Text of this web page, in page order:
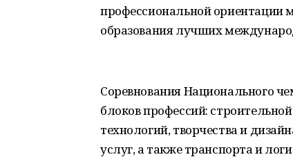
профессиональной ориентации
образования лучших
Соревнования Национального
блоков профессий:
технологий, творчества и
услуг, а также транспорта и